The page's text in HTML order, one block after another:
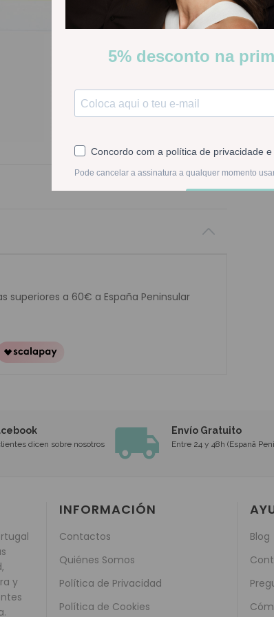
superiores a 60€ a España Peninsular
dicen sobre nosotros
Envío Gratuito
Entre 24 y 48h (Espanã
y
INFORMACIÓN
Contactos
Quiénes Somos
Política de Privacidad
Política de Cookies
Blog